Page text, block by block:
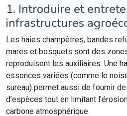
1. Introduire et
infrastructures
Les haies champêtres, bandes
mares et bosquets sont des
reproduisent les auxiliaires. Une
essences variées (comme le
sureau) permet aussi de fournir
d’espèces tout en limitant
carbone atmosphérique.